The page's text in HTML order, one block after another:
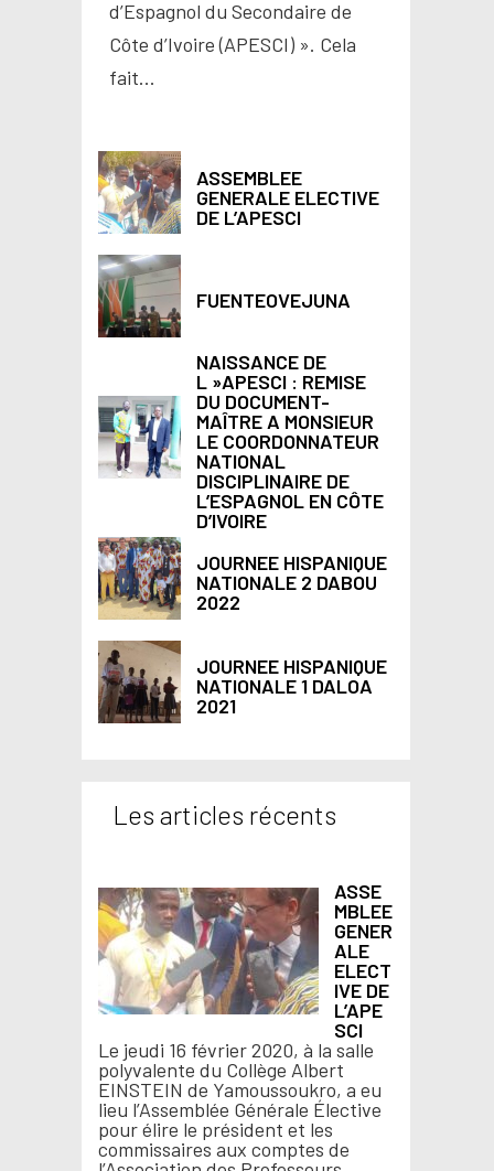
d’Espagnol du Secondaire de
Côte d’Ivoire (APESCI) ». Cela
fait...
ASSEMBLEE
GENERALE ELECTIVE
DE L’APESCI
FUENTEOVEJUNA
NAISSANCE DE
L »APESCI : REMISE
DU DOCUMENT-
MAÎTRE A MONSIEUR
LE COORDONNATEUR
NATIONAL
DISCIPLINAIRE DE
L’ESPAGNOL EN CÔTE
D’IVOIRE
JOURNEE HISPANIQUE
NATIONALE 2 DABOU
2022
JOURNEE HISPANIQUE
NATIONALE 1 DALOA
2021
Les articles récents
ASSE
MBLEE
GENER
ALE
ELECT
IVE DE
L’APE
SCI
Le jeudi 16 février 2020, à la salle
polyvalente du Collège Albert
EINSTEIN de Yamoussoukro, a eu
lieu l’Assemblée Générale Élective
pour élire le président et les
commissaires aux comptes de